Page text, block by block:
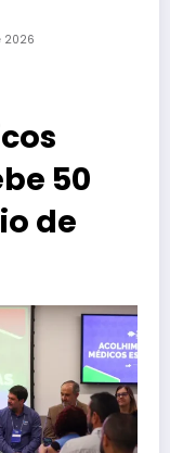
2026
50
de